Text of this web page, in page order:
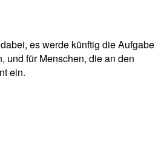
es werde künftig die Aufgabe
und für Menschen, die an den
ein.